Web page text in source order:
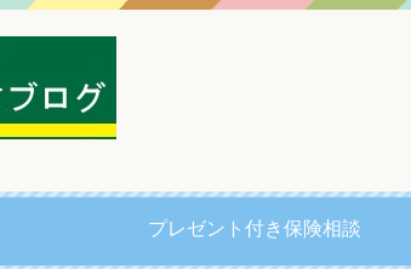
プレゼント付き保険相談